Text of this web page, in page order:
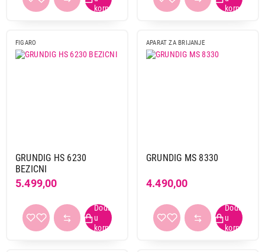
FIGARO
GRUNDIG HS 6230
BEZICNI
5.499,00
APARAT ZA BRIJANJE
GRUNDIG MS 8330
4.490,00